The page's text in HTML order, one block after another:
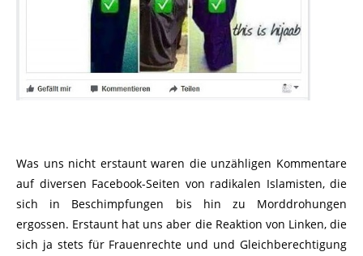
Was uns nicht erstaunt waren die unzähligen Kommentare
auf diversen Facebook-Seiten von radikalen Islamisten, die
sich in Beschimpfungen bis hin zu Morddrohungen
ergossen. Erstaunt hat uns aber die Reaktion von Linken, die
sich ja stets für Frauenrechte und und Gleichberechtigung